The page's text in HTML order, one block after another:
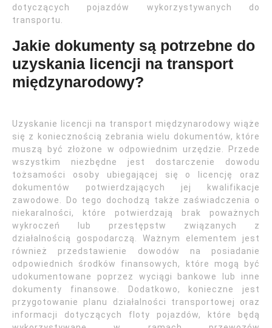
dotyczących pojazdów wykorzystywanych do
transportu.
Jakie dokumenty są potrzebne do
uzyskania licencji na transport
międzynarodowy?
Uzyskanie licencji na transport międzynarodowy wiąże
się z koniecznością zebrania wielu dokumentów, które
muszą być złożone w odpowiednim urzędzie. Przede
wszystkim niezbędne jest dostarczenie dowodu
tożsamości osoby ubiegającej się o licencję oraz
dokumentów potwierdzających jej kwalifikacje
zawodowe. Do tego dochodzą także zaświadczenia o
niekaralności, które potwierdzają brak poważnych
wykroczeń lub przestępstw związanych z
działalnością gospodarczą. Ważnym elementem jest
również przedstawienie dowodów na posiadanie
odpowiednich środków finansowych, które mogą być
udokumentowane poprzez wyciągi bankowe lub inne
dokumenty finansowe. Dodatkowo, konieczne jest
przygotowanie planu działalności transportowej oraz
informacji dotyczących floty pojazdów, które będą